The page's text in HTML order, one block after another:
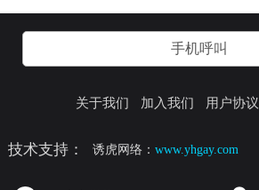
手机呼叫
关于我们 加入我们 用户协议
技术支持： 诱虎网络：www.yhgay.com